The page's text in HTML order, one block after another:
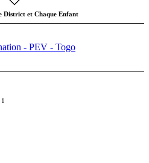
District et Chaque Enfant
1